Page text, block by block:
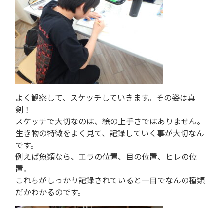
よく観察して、スケッチしていきます。その姿は真
剣！
スケッチで大切なのは、絵の上手さではありません。
生き物の特徴をよく見て、記録していく事が大切なん
です。
例えば魚類なら、エラの位置、目の位置、ヒレの位
置。
これらがしっかり記録されていると一目でなんの種類
だかわかるのです。